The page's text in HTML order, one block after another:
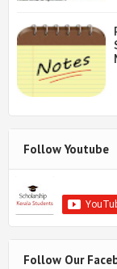
Follow Youtube
Follow Our